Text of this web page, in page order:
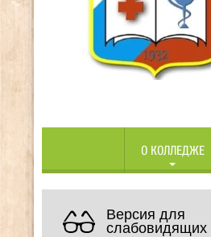
О КОЛЛЕДЖЕ
Версия для
слабовидящих